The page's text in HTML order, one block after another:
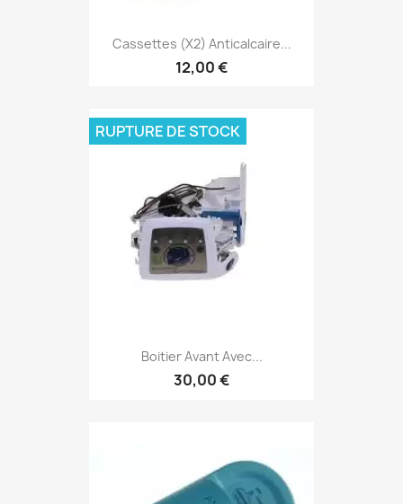
Cassettes (x2) Anticalcaire...
12,00 €
Boitier Avant Avec...
30,00 €
RUPTURE DE STOCK